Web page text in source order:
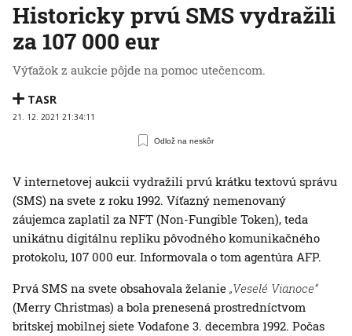
Historicky prvú SMS vydražili
za 107 000 eur
Výťažok z aukcie pôjde na pomoc utečencom.
TASR
21. 12. 2021 21:34:11
Odlož na neskôr
V internetovej aukcii vydražili prvú krátku textovú správu
(SMS) na svete z roku 1992. Víťazný nemenovaný
záujemca zaplatil za NFT (Non-Fungible Token), teda
unikátnu digitálnu repliku pôvodného komunikačného
protokolu, 107 000 eur. Informovala o tom agentúra AFP.
Prvá SMS na svete obsahovala želanie „Veselé Vianoce“
(Merry Christmas) a bola prenesená prostredníctvom
britskej mobilnej siete Vodafone 3. decembra 1992. Počas